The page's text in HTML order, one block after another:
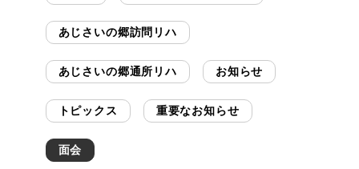
chevron_right 院長ご挨拶
chevron_right 当院の特徴
chevron_right 面会について
chevron_right 医療関係者の方へ
chevron_right 医療機関の先生方へ
あじさいの郷訪問リハ
あじさいの郷通所リハ お知らせ
トピックス 重要なお知らせ
面会